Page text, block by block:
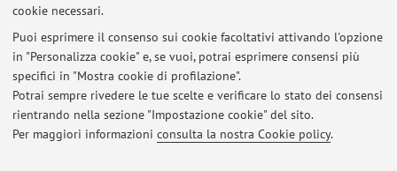
cookie necessari.
Puoi esprimere il consenso sui cookie facoltativi attivando l'opzione
in "Personalizza cookie" e, se vuoi, potrai esprimere consensi più
specifici in "Mostra cookie di profilazione".
Potrai sempre rivedere le tue scelte e verificare lo stato dei consensi
rientrando nella sezione "Impostazione cookie" del sito.
Per maggiori informazioni consulta la nostra Cookie policy.
Ultimi avvisi
Al momento non sono presenti avvisi.